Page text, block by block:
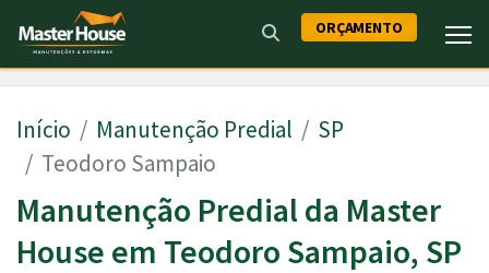
ORÇAMENTO
Início Manutenção Predial
SP
Teodoro Sampaio
Manutenção Predial da Master
House em Teodoro Sampaio, SP